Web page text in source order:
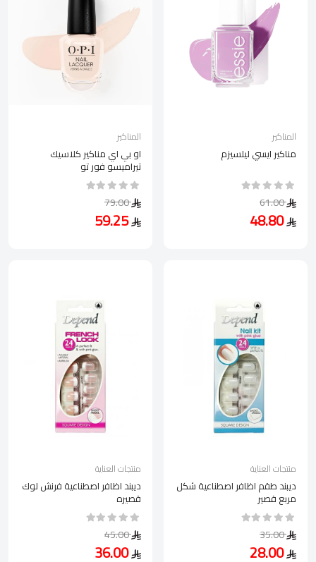
المناكير
مناكير ايسي ليلسيزم
61.00
48.80
المناكير
او بي اي مناكير كلاسيك
تيراميسو فور تو
79.00
59.25
منتجات العناية
ديبند طقم اظافر اصطناعية شكل
مربع قصير
35.00
28.00
منتجات العناية
ديبند اظافر اصطناعية فرنش لوك
قصيره
45.00
36.00